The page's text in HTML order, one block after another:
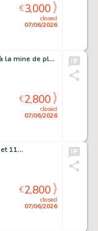
closed
07/06/2026
€3,000
L'Univers de Franquin, étude à la mine de plomb…
closed
07/06/2026
€2,800
11…
closed
07/06/2026
€2,800